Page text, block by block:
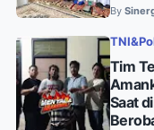
By
Tim
Saat